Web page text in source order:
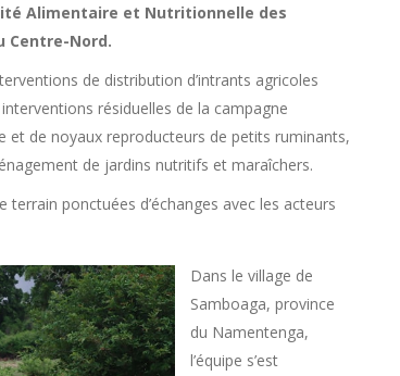
Alimentaire et Nutritionnelle des
Centre-Nord.
de distribution d’intrants agricoles
résiduelles de la campagne
et de noyaux reproducteurs de petits ruminants,
de jardins nutritifs et maraîchers.
terrain ponctuées d’échanges avec les acteurs
Dans le village de
Samboaga, province
du Namentenga,
l’équipe s’est